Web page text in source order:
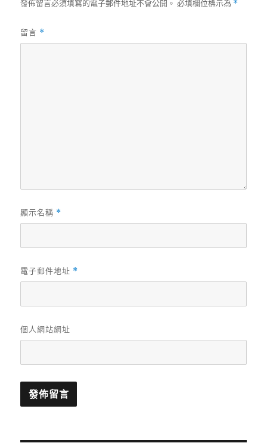
發佈留言必須填寫的電子郵件地址不會公開。 必填欄位標示為 *
留言 *
顯示名稱 *
電子郵件地址 *
個人網站網址